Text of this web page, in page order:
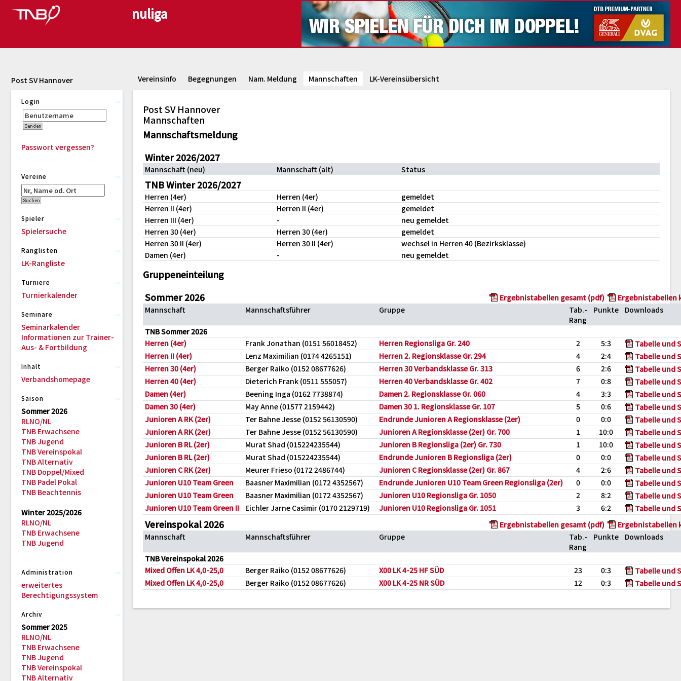
Post SV Hannover Vereinsinfo Begegnungen Nam. Meldung Mannschaften LK-Vereinsübersicht
Login
Passwort vergessen?
Vereine
Spieler
Spielersuche
Ranglisten
LK-Rangliste
Turniere
Turnierkalender
Seminare
Seminarkalender
Informationen zur Trainer-
Aus- & Fortbildung
Inhalt
Verbandshomepage
Saison
Sommer 2026
RLNO/NL
TNB Erwachsene
TNB Jugend
TNB Vereinspokal
TNB Alternativ
TNB Doppel/Mixed
TNB Padel Pokal
TNB Beachtennis
Winter 2025/2026
RLNO/NL
TNB Erwachsene
TNB Jugend
Administration
erweitertes
Berechtigungssystem
Archiv
Sommer 2025
RLNO/NL
TNB Erwachsene
TNB Jugend
TNB Vereinspokal
TNB Alternativ
Post SV Hannover
Mannschaften
Mannschaftsmeldung
Winter 2026/2027
Mannschaft (neu) Mannschaft (alt) Status
TNB Winter 2026/2027
Herren (4er) Herren (4er)
gemeldet
Herren II (4er)
Herren II (4er)
gemeldet
Herren III (4er)
-
neu gemeldet
Herren 30 (4er)
Herren 30 (4er)
gemeldet
Herren 30 II (4er)
Herren 30 II (4er)
wechsel in Herren 40 (Bezirksklasse)
Damen (4er)
- neu gemeldet
Gruppeneinteilung
Sommer 2026
Ergebnistabellen gesamt (pdf)
Ergebnistabellen
Mannschaft
Mannschaftsführer Gruppe
Tab.-
Rang
Punkte Downloads
TNB Sommer 2026
Herren (4er)
Frank Jonathan (0151 56018452) Herren Regionsliga Gr. 240 2 5:3
Tabelle und
Herren II (4er)
Lenz Maximilian (0174 4265151) Herren 2. Regionsklasse Gr. 294 4 2:4
Tabelle und
Herren 30 (4er)
Berger Raiko (0152 08677626) Herren 30 Verbandsklasse Gr. 313 6 2:6
Tabelle und
Herren 40 (4er)
Dieterich Frank (0511 555057) Herren 40 Verbandsklasse Gr. 402 7 0:8
Tabelle und
Damen (4er)
Beening Inga (0162 7738874) Damen 2. Regionsklasse Gr. 060 4 3:3
Tabelle und
Damen 30 (4er)
May Anne (01577 2159442) Damen 30 1. Regionsklasse Gr. 107 5 0:6
Tabelle und
Junioren A RK (2er)
Ter Bahne Jesse (0152 56130590) Endrunde Junioren A Regionsklasse (2er) 0 0:0
Tabelle und
Junioren A RK (2er)
Ter Bahne Jesse (0152 56130590) Junioren A Regionsklasse (2er) Gr. 700 1 10:0
Tabelle und
Junioren B RL (2er)
Murat Shad (015224235544) Junioren B Regionsliga (2er) Gr. 730 1 10:0
Tabelle und
Junioren B RL (2er)
Murat Shad (015224235544) Endrunde Junioren B Regionsliga (2er) 0 0:0
Tabelle und
Junioren C RK (2er)
Meurer Frieso (0172 2486744) Junioren C Regionsklasse (2er) Gr. 867 4 2:6
Tabelle und
Junioren U10 Team Green
Baasner Maximilian (0172 4352567) Endrunde Junioren U10 Team Green Regionsliga (2er) 0 0:0
Tabelle und
Junioren U10 Team Green
Baasner Maximilian (0172 4352567) Junioren U10 Regionsliga Gr. 1050 2 8:2
Tabelle und
Junioren U10 Team Green II
Eichler Jarne Casimir (0170 2129719) Junioren U10 Regionsliga Gr. 1051 3 6:2 Tabelle und
Vereinspokal 2026 Ergebnistabellen gesamt (pdf)
Ergebnistabellen
Mannschaft
Mannschaftsführer Gruppe
Tab.-
Rang
Punkte Downloads
TNB Vereinspokal 2026
Mixed Offen LK 4,0-25,0
Berger Raiko (0152 08677626) X00 LK 4-25 HF SÜD 23 0:3
Tabelle und
Mixed Offen LK 4,0-25,0
Berger Raiko (0152 08677626) X00 LK 4-25 NR SÜD 12 0:3 Tabelle und